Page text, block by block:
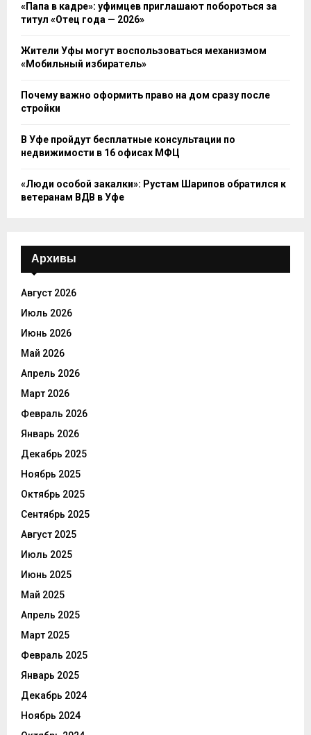
«Папа в кадре»: уфимцев приглашают побороться за
титул «Отец года — 2026»
Жители Уфы могут воспользоваться механизмом
«Мобильный избиратель»
Почему важно оформить право на дом сразу после
стройки
В Уфе пройдут бесплатные консультации по
недвижимости в 16 офисах МФЦ
«Люди особой закалки»: Рустам Шарипов обратился к
ветеранам ВДВ в Уфе
Архивы
Август 2026
Июль 2026
Июнь 2026
Май 2026
Апрель 2026
Март 2026
Февраль 2026
Январь 2026
Декабрь 2025
Ноябрь 2025
Октябрь 2025
Сентябрь 2025
Август 2025
Июль 2025
Июнь 2025
Май 2025
Апрель 2025
Март 2025
Февраль 2025
Январь 2025
Декабрь 2024
Ноябрь 2024